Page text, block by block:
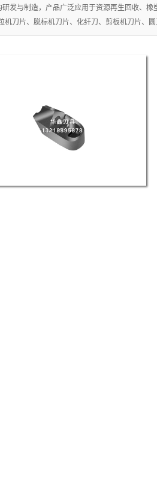
资源再生设备
木业刀片
发与制造，产品广泛应用于资源再生回收、
刀片、脱标机刀片、化纤刀、剪板机刀片、圆